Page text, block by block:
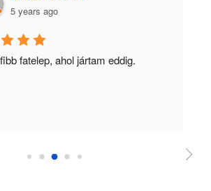
ago
ahol jártam eddig.